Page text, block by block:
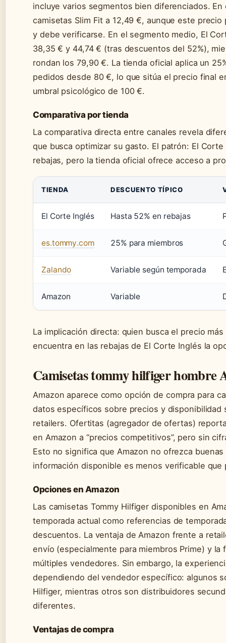
incluye varios segmentos bien diferenciados.
camisetas Slim Fit a 12,49 €, aunque este
y debe verificarse. En el segmento medio, El
38,35 € y 44,74 € (tras descuentos del 52%),
rondan los 79,90 €. La tienda oficial aplica un
pedidos desde 80 €, lo que sitúa el precio final
umbral psicológico de 100 €.
Comparativa por tienda
La comparativa directa entre canales revela
que busca optimizar su gasto. El patrón: El
rebajas, pero la tienda oficial ofrece acceso a
TIENDA DESCUENTO TÍPICO
El Corte Inglés Hasta 52% en rebajas
es.tommy.com 25% para miembros
Zalando Variable según temporada
Amazon Variable
La implicación directa: quien busca el precio
encuentra en las rebajas de El Corte Inglés la
Camisetas tommy hilfiger hombre
Amazon aparece como opción de compra para
datos específicos sobre precios y disponibilidad
retailers. Ofertitas (agregador de ofertas)
en Amazon a “precios competitivos”, pero sin
Esto no significa que Amazon no ofrezca
información disponible es menos verificable que
Opciones en Amazon
Las camisetas Tommy Hilfiger disponibles en
temporada actual como referencias de
descuentos. La ventaja de Amazon frente a
envío (especialmente para miembros Prime) y la
múltiples vendedores. Sin embargo, la
dependiendo del vendedor específico: algunos
Hilfiger, mientras otros son distribuidores
diferentes.
Ventajas de compra